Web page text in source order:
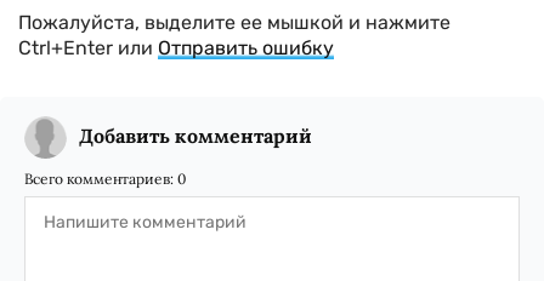
Пожалуйста, выделите ее мышкой и нажмите
Ctrl+Enter или Отправить ошибку
Добавить комментарий
Всего комментариев: 0